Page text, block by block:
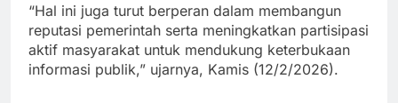
“Hal ini juga turut berperan dalam membangun
reputasi pemerintah serta meningkatkan partisipasi
aktif masyarakat untuk mendukung keterbukaan
informasi publik,” ujarnya, Kamis (12/2/2026).